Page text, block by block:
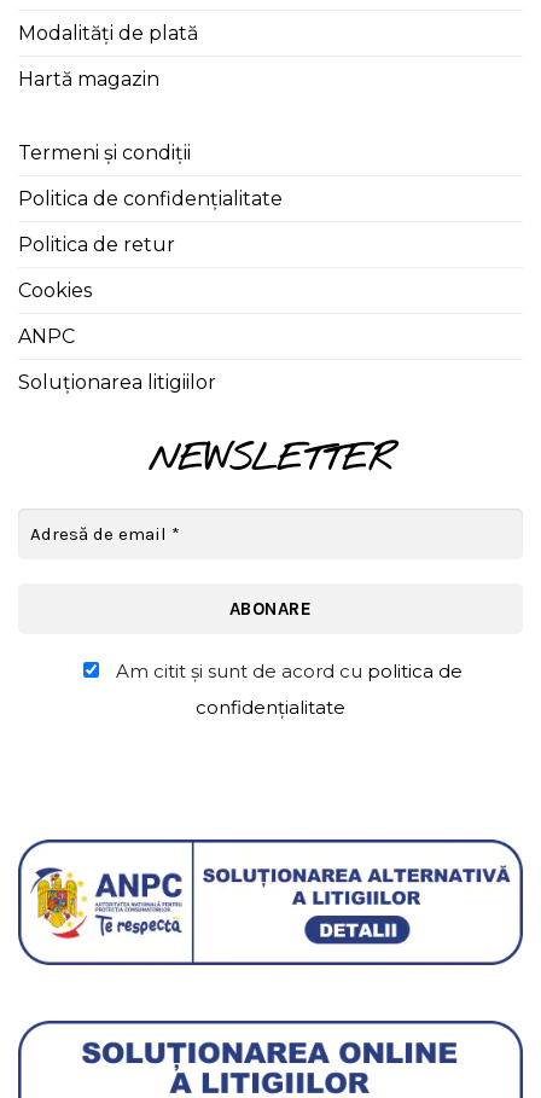
Modalități de plată
Hartă magazin
Termeni și condiții
Politica de confidențialitate
Politica de retur
Cookies
ANPC
Soluționarea litigiilor
NEWSLETTER
Am citit şi sunt de acord cu politica de
confidențialitate